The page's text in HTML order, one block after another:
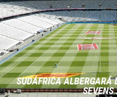
SUDÁFRICA ALBERGARÁ